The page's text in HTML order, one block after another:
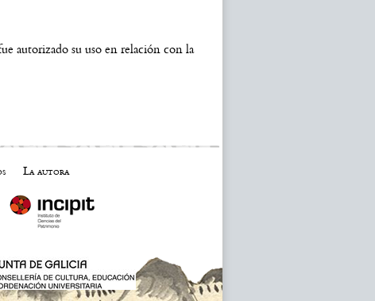
autorizado su uso en relación con la
La autora